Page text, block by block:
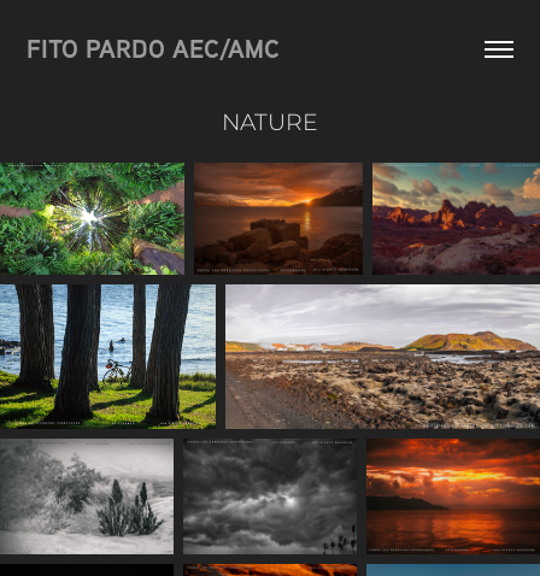
FITO PARDO AEC/AMC
NATURE